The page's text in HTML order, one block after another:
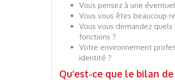
Vous pensez à une
Vous vous êtes beaucoup
Vous vous demandez
fonctions ?
Votre environnement
identité ?
Qu’est-ce que le bilan